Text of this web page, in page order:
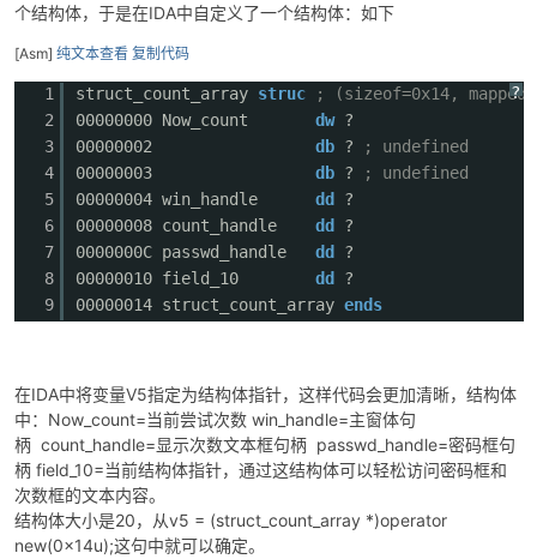
个结构体，于是在IDA中自定义了一个结构体：如下
[Asm] 纯文本查看 复制代码
?
1
2
3
4
5
6
7
8
9
struct_count_array struc
; (sizeof=0x14,
00000000 Now_count dw ?
00000002 db ?
; undefined
00000003 db ?
; undefined
00000004 win_handle dd
?
00000008 count_handle dd
?
0000000C passwd_handle dd
?
00000010 field_10 dd
?
00000014 struct_count_array ends
在IDA中将变量V5指定为结构体指针，这样代码会更加清晰，结构体
中：Now_count=当前尝试次数 win_handle=主窗体句
柄 count_handle=显示次数文本框句柄 passwd_handle=密码框句
柄 field_10=当前结构体指针，通过这结构体可以轻松访问密码框和
次数框的文本内容。
结构体大小是20，从v5 = (struct_count_array *)operator
new(0x14u);这句中就可以确定。